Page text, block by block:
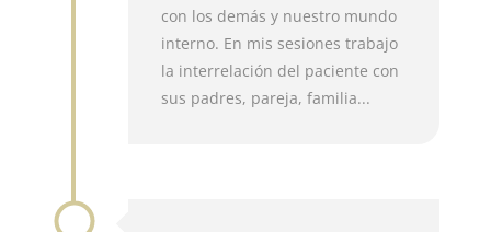
con los demás y nuestro mundo
interno. En mis sesiones trabajo
la interrelación del paciente con
sus padres, pareja, familia...